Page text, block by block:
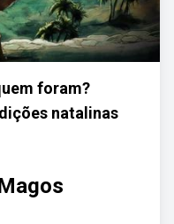
foram?
natalinas